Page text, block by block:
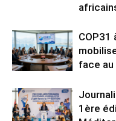
COP31
face
1ère